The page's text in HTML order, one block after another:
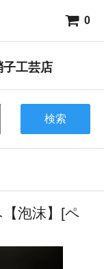
0
工芸店
検索
泡沫】[ペ